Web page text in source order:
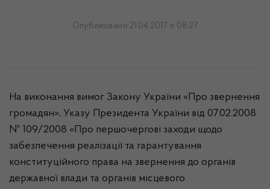
Опубліковано 21.04.2017 о 08:27
На виконання вимог Закону України «Про звернення
громадян», Указу Президента України від 07.02.2008
№ 109/2008 «Про першочергові заходи щодо
забезпечення реалізації та гарантування
конституційного права на звернення до органів
державної влади та органів місцевого